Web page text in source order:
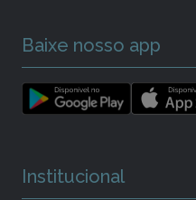
Baixe nosso app
Institucional